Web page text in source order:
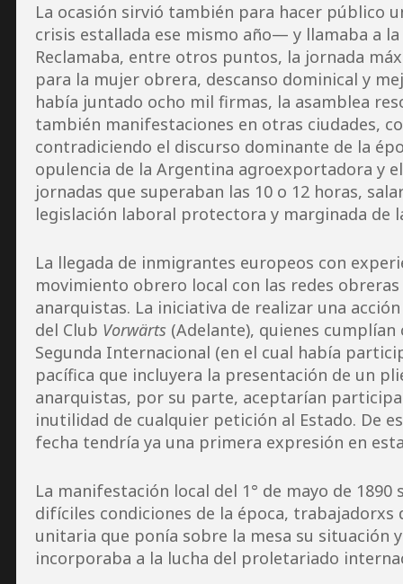
La ocasión sirvió también para hacer público
crisis estallada ese mismo año— y llamaba a
Reclamaba, entre otros puntos, la jornada
para la mujer obrera, descanso dominical y
había juntado ocho mil firmas, la asamblea
también manifestaciones en otras ciudades,
contradiciendo el discurso dominante de la
opulencia de la Argentina agroexportadora y
jornadas que superaban las 10 o 12 horas,
legislación laboral protectora y marginada de
La llegada de inmigrantes europeos con
movimiento obrero local con las redes
anarquistas. La iniciativa de realizar una
del Club Vorwärts (Adelante), quienes
Segunda Internacional (en el cual había
pacífica que incluyera la presentación de un
anarquistas, por su parte, aceptarían
inutilidad de cualquier petición al Estado. De
fecha tendría ya una primera expresión en
La manifestación local del 1° de mayo de
difíciles condiciones de la época,
unitaria que ponía sobre la mesa su situación
incorporaba a la lucha del proletariado